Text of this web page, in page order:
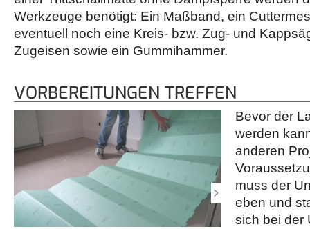
Werkzeuge benötigt: Ein Maßband, ein
eventuell noch eine Kreis- bzw. Zug- und
Zugeisen sowie ein Gummihammer.
VORBEREITUNGEN TREFFEN
Bevor der
werden
anderen
muss der
eben und
sich bei der